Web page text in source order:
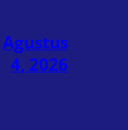
Agustus
4, 2026